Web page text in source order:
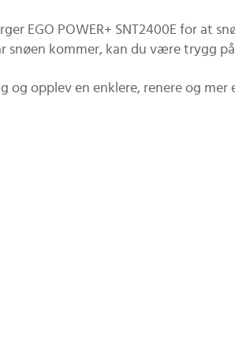
EGO POWER+ SNT2400E for at
kommer, kan du være trygg
og opplev en enklere, renere og